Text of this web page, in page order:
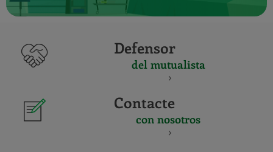
Defensor
del mutualista
Contacte
con nosotros